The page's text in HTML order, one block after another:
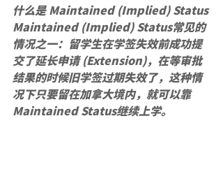
什么是 Maintained (Implied) Status
Maintained (Implied) Status常见的
情况之一：留学生在学签失效前成功提
交了延长申请 (Extension)，在等审批
结果的时候旧学签过期失效了，这种情
况下只要留在加拿大境内，就可以靠
Maintained Status继续上学。